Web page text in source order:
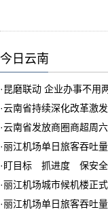
今日云南
· 昆磨联动 企业办事不用
·云南省持续深化改革激
·云南省发放商圈商超周
·丽江机场单日旅客吞吐
· 盯目标 抓进度 保安全
·丽江机场城市候机楼正
·丽江机场单日旅客吞吐